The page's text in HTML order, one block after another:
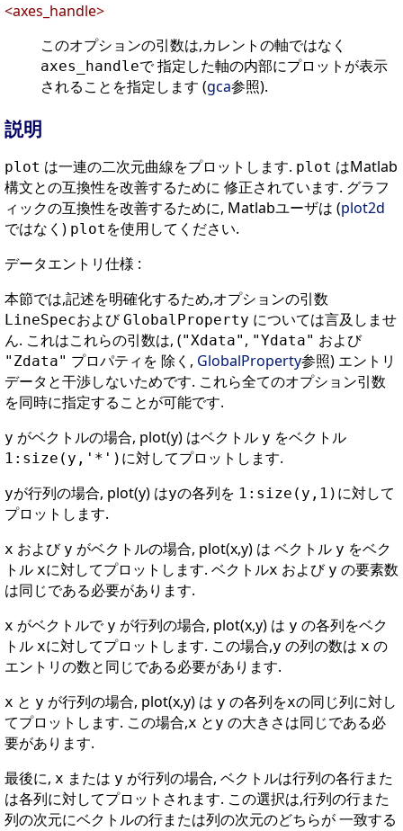
<axes_handle>
このオプションの引数は,カレントの軸ではなく
axes_handleで 指定した軸の内部にプロットが表示
されることを指定します (gca参照).
説明
plot は一連の二次元曲線をプロットします. plot はMatlab
構文との互換性を改善するために 修正されています. グラフ
ィックの互換性を改善するために, Matlabユーザは (plot2d
ではなく) plot を使用してください.
データエントリ仕様 :
本節では,記述を明確化するため,オプションの引数
LineSpecおよびGlobalProperty については言及しませ
ん. これはこれらの引数は, ("Xdata" , "Ydata" および
"Zdata" プロパティを 除く, GlobalProperty参照) エントリ
データと干渉しないためです. これら全てのオプション引数
を同時に指定することが可能です.
y がベクトルの場合, plot(y) はベクトル y をベクトル
1:size(y,'*') に対してプロットします.
yが行列の場合, plot(y) はyの各列を 1:size(y,1) に対して
プロットします.
x および y がベクトルの場合, plot(x,y) は ベクトル y をベク
トル xに対してプロットします. ベクトルx および y の要素数
は同じである必要があります.
x がベクトルで y が行列の場合, plot(x,y) は y の各列をベク
トル xに対してプロットします. この場合,y の列の数は x の
エントリの数と同じである必要があります.
x と y が行列の場合, plot(x,y) は y の各列をxの同じ列に対し
てプロットします. この場合,x と y の大きさは同じである必
要があります.
最後に, x または y が行列の場合, ベクトルは行列の各行また
は各列に対してプロットされます. この選択は,行列の行また
列の次元にベクトルの行または列の次元のどちらが 一致する